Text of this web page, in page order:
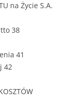
na Życie S.A.
38
41
42